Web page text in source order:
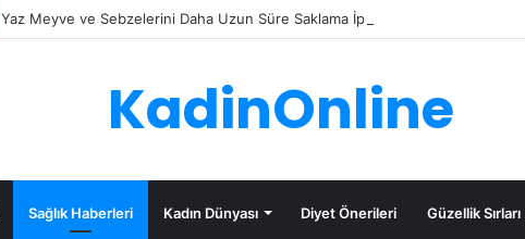
Yaz Meyve ve Sebzelerini Daha Uzun Süre Saklama İpuçları
KadinOnline
Sağlık Haberleri Kadın Dünyası Diyet Önerileri Güzellik Sırları